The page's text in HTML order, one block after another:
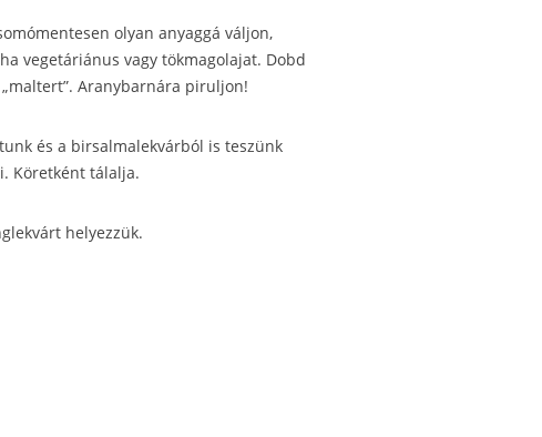
olyan anyaggá váljon,
vegetáriánus vagy tökmagolajat. Dobd
Aranybarnára piruljon!
és a birsalmalekvárból is teszünk
Köretként tálalja.
helyezzük.